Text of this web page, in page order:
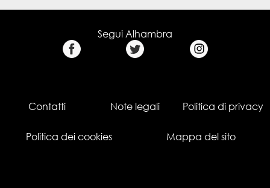
Segui Alhambra
Contatti Note legali Politica di privacy
Politica dei cookies Mappa del sito